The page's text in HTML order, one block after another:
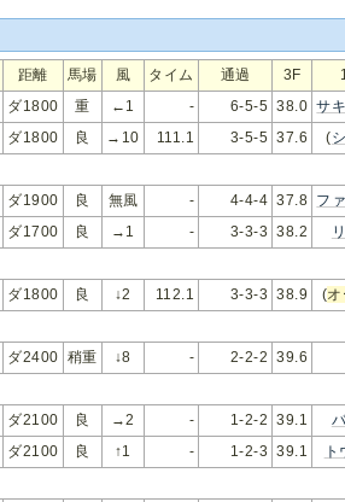
距離 馬場 風 タイム 通過 3F
ダ1800 重 ←1 - 6-5-5 38.0 サ
ダ1800 良 →10 111.1 3-5-5 37.6 (
ダ1900 良 無風 - 4-4-4 37.8 フ
ダ1700 良 →1 - 3-3-3 38.2
ダ1800 良 ↓2 112.1 3-3-3 38.9 (
ダ2400 稍重 ↓8 - 2-2-2 39.6
ダ2100 良 →2 - 1-2-2 39.1
ダ2100 良 ↑1 - 1-2-3 39.1